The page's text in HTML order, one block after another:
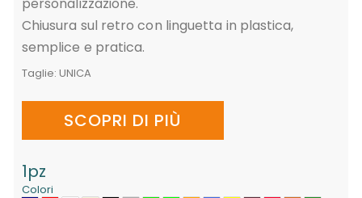
Chiusura sul retro con linguetta in plastica,
semplice e pratica.
Taglie: UNICA
SCOPRI DI PIÙ
1pz
Colori